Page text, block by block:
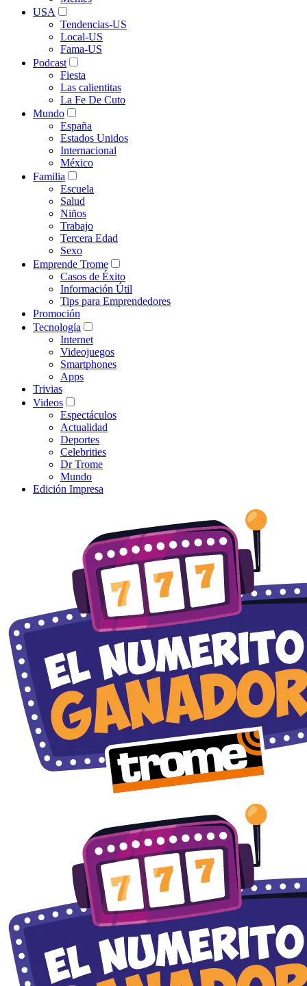
USA
Tendencias-US
Local-US
Fama-US
Podcast
Fiesta
Las calientitas
La Fe De Cuto
Mundo
España
Estados Unidos
Internacional
México
Familia
Escuela
Salud
Niños
Trabajo
Tercera Edad
Sexo
Emprende Trome
Casos de Éxito
Información Útil
Tips para Emprendedores
Promoción
Tecnología
Internet
Videojuegos
Smartphones
Apps
Trivias
Videos
Espectáculos
Actualidad
Deportes
Celebrities
Dr Trome
Mundo
Edición Impresa